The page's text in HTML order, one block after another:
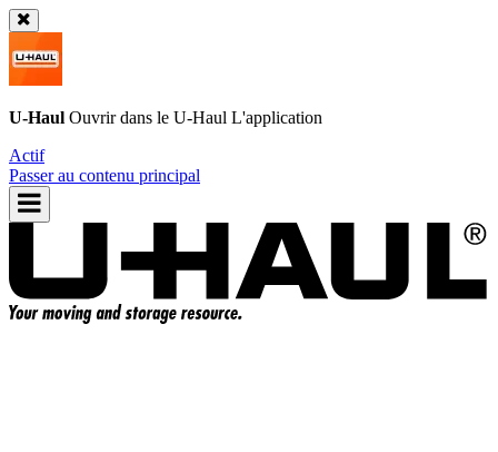
U-Haul Ouvrir dans le U-Haul L'application
Actif
Passer au contenu principal